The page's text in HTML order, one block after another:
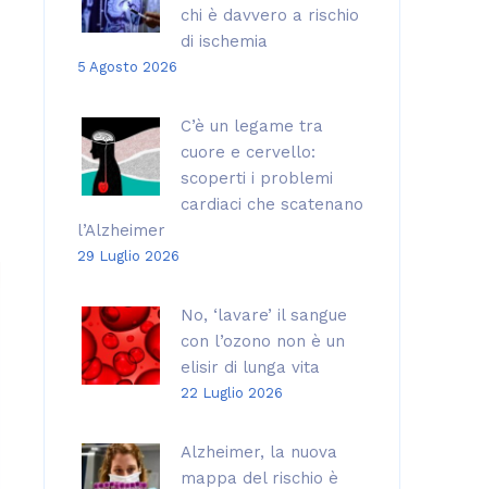
chi è davvero a rischio
di ischemia
5 Agosto 2026
C’è un legame tra
cuore e cervello:
scoperti i problemi
cardiaci che scatenano
l’Alzheimer
29 Luglio 2026
No, ‘lavare’ il sangue
con l’ozono non è un
elisir di lunga vita
22 Luglio 2026
Alzheimer, la nuova
mappa del rischio è